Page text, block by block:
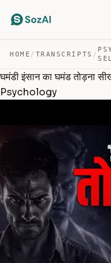
HOME / TRANSCRIPTS /
घमंडी इंसान का घमंड तोड़ना
Psychology